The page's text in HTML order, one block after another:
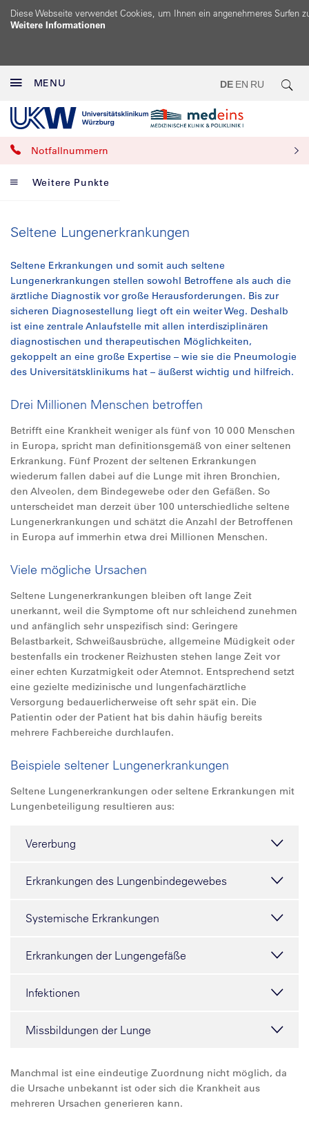
Diese Webseite verwendet Cookies, um Ihnen ein angenehmeres Surfen
Weitere Informationen
MENU DE EN RU
Notfallnummern
Weitere Punkte
Seltene Lungenerkrankungen
Seltene Erkrankungen und somit auch seltene
Lungenerkrankungen stellen sowohl Betroffene als auch die
ärztliche Diagnostik vor große Herausforderungen. Bis zur
sicheren Diagnosestellung liegt oft ein weiter Weg. Deshalb
ist eine zentrale Anlaufstelle mit allen interdisziplinären
diagnostischen und therapeutischen Möglichkeiten,
gekoppelt an eine große Expertise – wie sie die Pneumologie
des Universitätsklinikums hat – äußerst wichtig und hilfreich.
Drei Millionen Menschen betroffen
Betrifft eine Krankheit weniger als fünf von 10 000 Menschen
in Europa, spricht man definitionsgemäß von einer seltenen
Erkrankung. Fünf Prozent der seltenen Erkrankungen
wiederum fallen dabei auf die Lunge mit ihren Bronchien,
den Alveolen, dem Bindegewebe oder den Gefäßen. So
unterscheidet man derzeit über 100 unterschiedliche seltene
Lungenerkrankungen und schätzt die Anzahl der Betroffenen
in Europa auf immerhin etwa drei Millionen Menschen.
Viele mögliche Ursachen
Seltene Lungenerkrankungen bleiben oft lange Zeit
unerkannt, weil die Symptome oft nur schleichend zunehmen
und anfänglich sehr unspezifisch sind: Geringere
Belastbarkeit, Schweißausbrüche, allgemeine Müdigkeit oder
bestenfalls ein trockener Reizhusten stehen lange Zeit vor
einer echten Kurzatmigkeit oder Atemnot. Entsprechend setzt
eine gezielte medizinische und lungenfachärztliche
Versorgung bedauerlicherweise oft sehr spät ein. Die
Patientin oder der Patient hat bis dahin häufig bereits
mehrere Fachbereiche durchlaufen.
Beispiele seltener Lungenerkrankungen
Seltene Lungenerkrankungen oder seltene Erkrankungen mit
Lungenbeteiligung resultieren aus:
Vererbung
Erkrankungen des Lungenbindegewebes
Systemische Erkrankungen
Erkrankungen der Lungengefäße
Infektionen
Missbildungen der Lunge
Manchmal ist eine eindeutige Zuordnung nicht möglich, da
die Ursache unbekannt ist oder sich die Krankheit aus
mehreren Ursachen generieren kann.